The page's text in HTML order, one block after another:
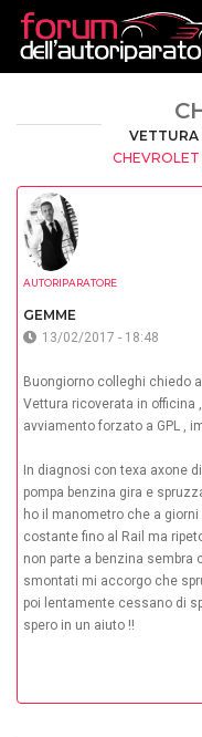
CHEVROLET
AUTORIPARATORE
GEMME
13/02/2017 - 18:48
Buongiorno colleghi chiedo
Vettura ricoverata in officina
avviamento forzato a GPL ,
In diagnosi con texa axone
pompa benzina gira e
ho il manometro che a
costante fino al Rail ma
non parte a benzina sembra
smontati mi accorgo che
poi lentamente cessano di
spero in un aiuto !!